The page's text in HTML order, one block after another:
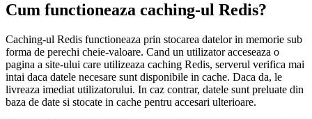
Cum functioneaza caching-ul Redis?
Caching-ul Redis functioneaza prin stocarea datelor in memorie sub
forma de perechi cheie-valoare. Cand un utilizator acceseaza o
pagina a site-ului care utilizeaza caching Redis, serverul verifica mai
intai daca datele necesare sunt disponibile in cache. Daca da, le
livreaza imediat utilizatorului. In caz contrar, datele sunt preluate din
baza de date si stocate in cache pentru accesari ulterioare.